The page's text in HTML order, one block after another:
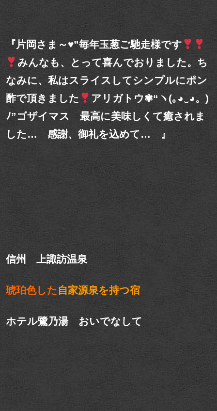
『片岡さま～♥”毎年玉葱ご馳走様です
みんなも、とって喜んでおりました。ち
なみに、私はスライスしてシンプルにポン
酢で頂きました
アリガトウ✾“ヽ(｡◕‿◕。)
ﾉ”ゴザイマス 最高に美味しくて癒されま
した… 感謝、御礼を込めて… 』
信州 上諏訪温泉
琥珀色した 自家源泉を持つ宿
ホテル鷺乃湯 おいでなして